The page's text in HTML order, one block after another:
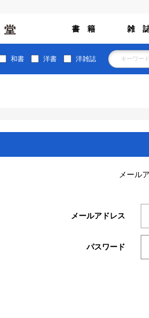
書 籍 雑
和書 洋書 洋雑誌
メール
メールアドレス
パスワード